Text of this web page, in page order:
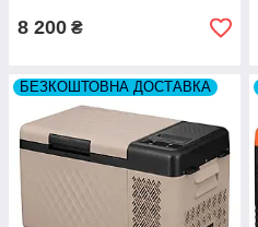
8 200 ₴
БЕЗКОШТОВНА ДОСТАВКА